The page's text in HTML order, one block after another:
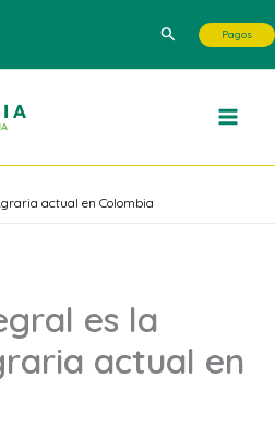
Buscar Pagos
actual en Colombia
es la
actual en